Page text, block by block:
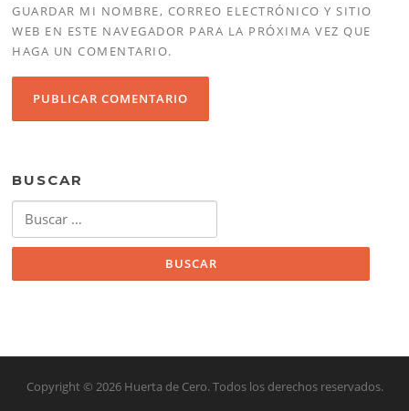
GUARDAR MI NOMBRE, CORREO ELECTRÓNICO Y SITIO
WEB EN ESTE NAVEGADOR PARA LA PRÓXIMA VEZ QUE
HAGA UN COMENTARIO.
BUSCAR
Copyright © 2026 Huerta de Cero. Todos los derechos reservados.